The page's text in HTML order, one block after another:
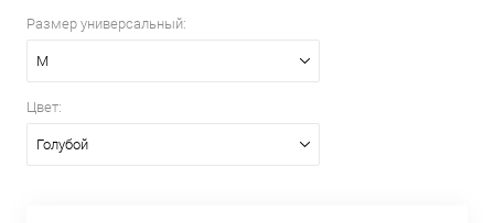
Размер универсальный:
M
Цвет:
Голубой